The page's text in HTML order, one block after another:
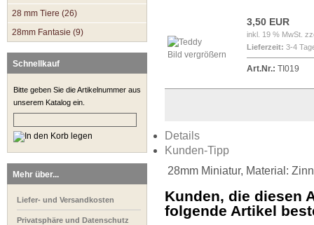
28 mm Tiere (26)
28mm Fantasie (9)
Schnellkauf
Bitte geben Sie die Artikelnummer aus
unserem Katalog ein.
Mehr über...
Liefer- und Versandkosten
Privatsphäre und Datenschutz
Bild vergrößern
3,50 EUR
inkl. 19 % MwSt.
Lieferzeit: 3-4
Art.Nr.: TI019
Details
Kunden-Tipp
28mm Miniatur, Material: Zinn
Kunden, die diesen
folgende Artikel